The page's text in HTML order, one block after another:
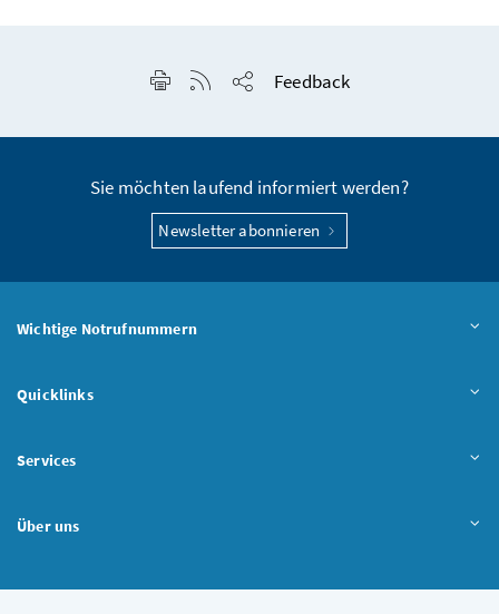
Seite drucken
RSS-Feed anzeigen
Feedback
Sie möchten laufend informiert werden?
Newsletter abonnieren
Wichtige Notrufnummern
Quicklinks
Services
Über uns